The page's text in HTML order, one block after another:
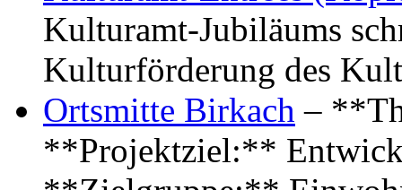
Kulturamt-Jubiläums
Kulturförderung des
Ortsmitte Birkach –
**Projektziel:**